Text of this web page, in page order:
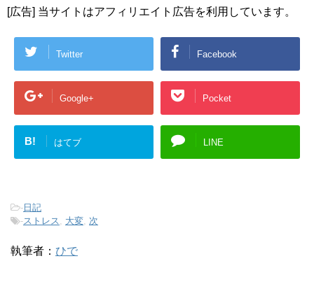
[広告] 当サイトはアフィリエイト広告を利用しています。
Twitter Facebook
Google+ Pocket
B! はてブ LINE
- 日記
-ストレス, 大変, 次
執筆者： ひで